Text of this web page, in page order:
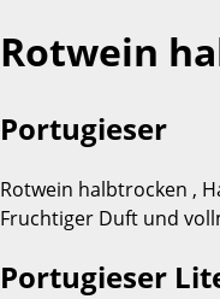
Rotwein
Portugieser
Rotwein halbtrocken ,
Fruchtiger Duft und
Portugieser